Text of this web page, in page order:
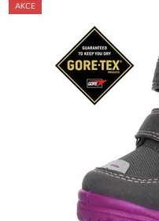
AKCE